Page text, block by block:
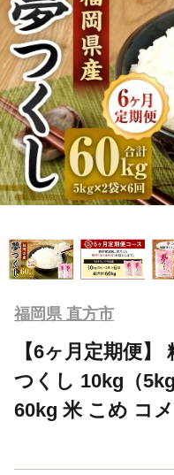
福岡県 直方市
【6ヶ月定期便
つくし 10kg（
60kg 米 こめ コ